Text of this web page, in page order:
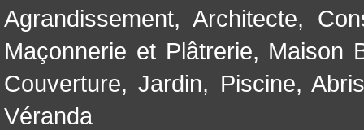
Agrandissement, Architecte,
Maçonnerie et Plâtrerie, Maison
Couverture,Jardin, Piscine,
Véranda